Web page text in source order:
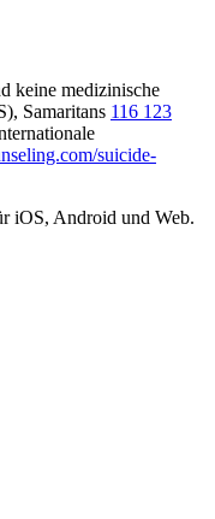
keine medizinische
Samaritans 116 123
suicide-
iOS, Android und Web.